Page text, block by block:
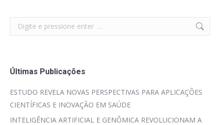
Search:
Últimas Publicações
ESTUDO REVELA NOVAS PERSPECTIVAS PARA APLICAÇÕES
CIENTÍFICAS E INOVAÇÃO EM SAÚDE
INTELIGÊNCIA ARTIFICIAL E GENÔMICA REVOLUCIONAM A